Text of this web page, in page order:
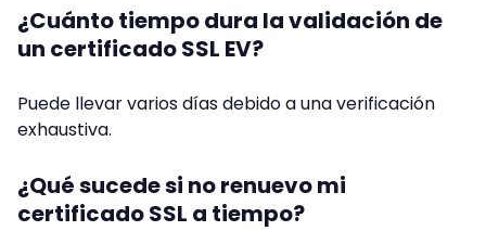
¿Cuánto tiempo dura la validación de
un certificado SSL EV?
Puede llevar varios días debido a una verificación
exhaustiva.
¿Qué sucede si no renuevo mi
certificado SSL a tiempo?